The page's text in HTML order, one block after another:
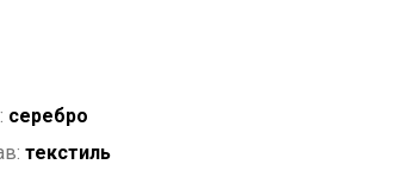
серебро
текстиль